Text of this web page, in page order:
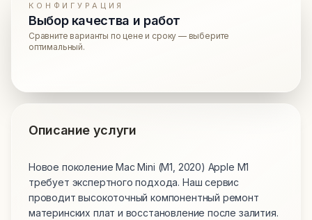
КОНФИГУРАЦИЯ
Выбор качества и работ
Сравните варианты по цене и сроку — выберите
оптимальный.
Описание услуги
Новое поколение Mac Mini (M1, 2020) Apple M1
требует экспертного подхода. Наш сервис
проводит высокоточный компонентный ремонт
материнских плат и восстановление после залития.